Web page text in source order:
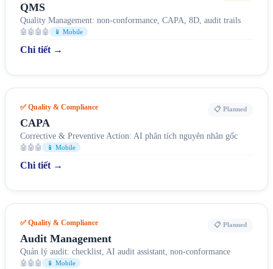
QMS
Quality Management: non-conformance, CAPA, 8D, audit trails
🤖🤖🤖🤖 📱 Mobile
Chi tiết →
✅ Quality & Compliance 📋 Planned
CAPA
Corrective & Preventive Action: AI phân tích nguyên nhân gốc
🤖🤖🤖 📱 Mobile
Chi tiết →
✅ Quality & Compliance 📋 Planned
Audit Management
Quản lý audit: checklist, AI audit assistant, non-conformance
🤖🤖🤖 📱 Mobile